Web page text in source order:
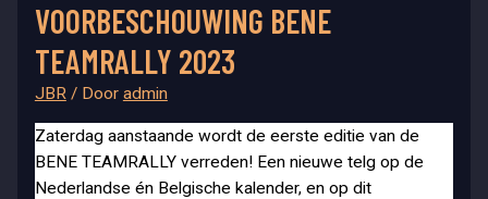
VOORBESCHOUWING BENE
TEAMRALLY 2023
JBR/ Door admin
Zaterdag aanstaande wordt de eerste editie van de
BENE TEAMRALLY verreden! Een nieuwe telg op de
Nederlandse én Belgische kalender, en op dit